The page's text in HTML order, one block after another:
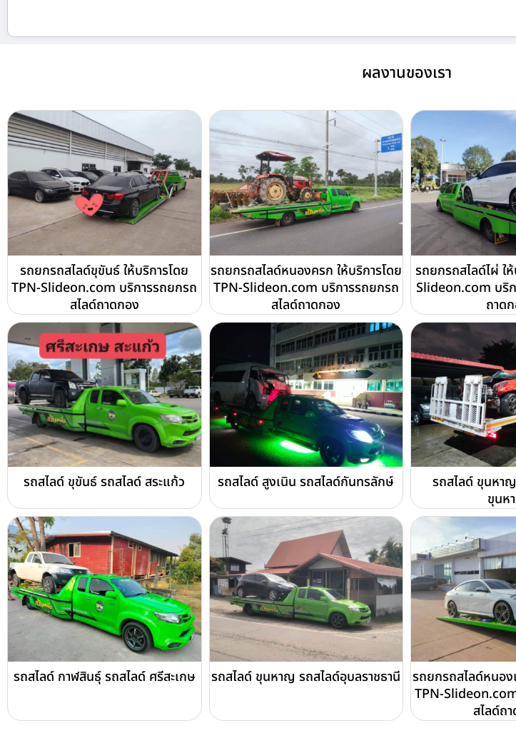
ผลงานของเรา
รถยกรถสไลด์ขุขันธ์ ให้บริการโดย
TPN-Slideon.com บริการรถยกรถ
สไลด์ถาดกอง
รถยกรถสไลด์หนองครก ให้บริการโดย
TPN-Slideon.com บริการรถยกรถ
สไลด์ถาดกอง
รถยกรถสไลด์ไผ่ ใ
Slideon.com บริ
ถาด
รถสไลด์ ขุขันธ์ รถสไลด์ สระแก้ว รถสไลด์ สูงเนิน รถสไลด์กันทรลักษ์
รถสไลด์ ขุนหา
ขุนห
รถสไลด์ กาฬสินธุ์ รถสไลด์ ศรีสะเกษ รถสไลด์ ขุนหาญ รถสไลด์อุบลราชธานี
รถยกรถสไลด์หนอง
TPN-
สไลด์ถ